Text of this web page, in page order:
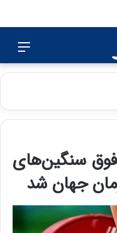
برای فوق سنگین‌های
جهان شد